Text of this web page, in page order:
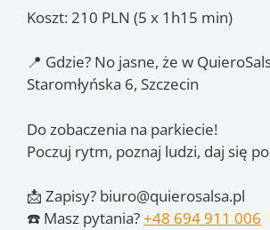
Koszt: 210 PLN (5 x 1h15 min)
📍 Gdzie? No jasne, że w
Staromłyńska 6, Szczecin
Do zobaczenia na parkiecie!
Poczuj rytm, poznaj ludzi, daj się
📩 Zapisy? biuro@quierosalsa.pl
☎️ Masz pytania?+48 694 911 006